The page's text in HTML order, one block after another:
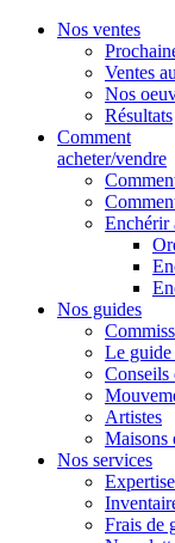
Nos ventes
Ventes
Nos
Résultats
Comment
acheter/vendre
Enchérir
Nos guides
Le guide
Conseils
Artistes
Maisons
Nos services
Frais de